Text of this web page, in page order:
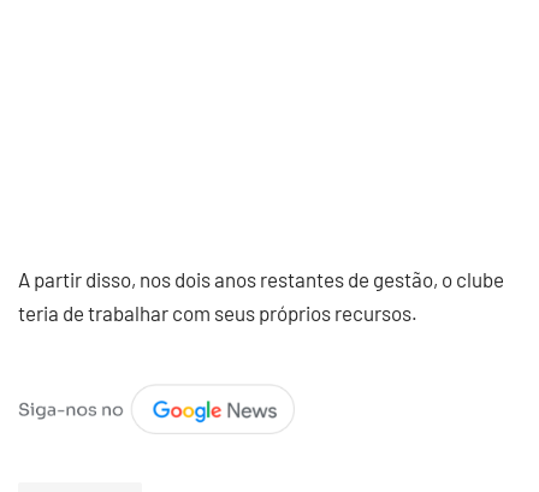
A partir disso, nos dois anos restantes de gestão, o clube
teria de trabalhar com seus próprios recursos.